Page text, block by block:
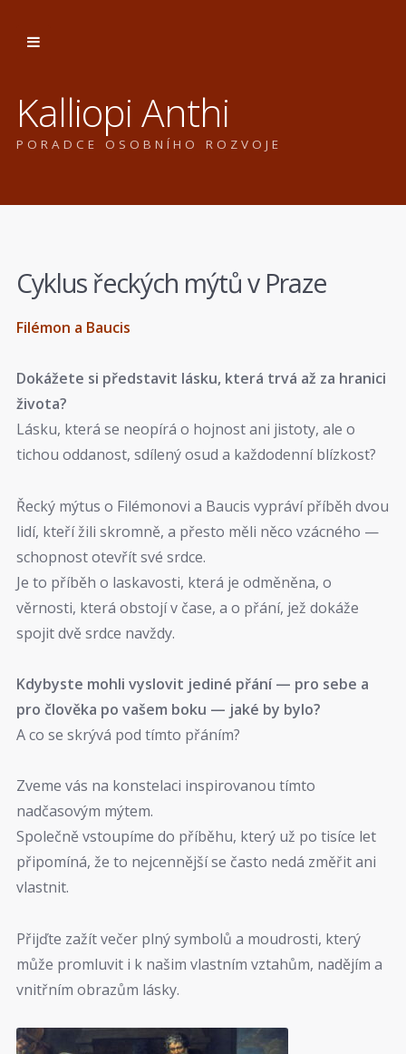
Kalliopi Anthi
PORADCE OSOBNÍHO ROZVOJE
Cyklus řeckých mýtů v Praze
Filémon a Baucis
Dokážete si představit lásku, která trvá až za hranici
života?
Lásku, která se neopírá o hojnost ani jistoty, ale o
tichou oddanost, sdílený osud a každodenní blízkost?
Řecký mýtus o Filémonovi a Baucis vypráví příběh dvou
lidí, kteří žili skromně, a přesto měli něco vzácného —
schopnost otevřít své srdce.
Je to příběh o laskavosti, která je odměněna, o
věrnosti, která obstojí v čase, a o přání, jež dokáže
spojit dvě srdce navždy.
Kdybyste mohli vyslovit jediné přání — pro sebe a
pro člověka po vašem boku — jaké by bylo?
A co se skrývá pod tímto přáním?
Zveme vás na konstelaci inspirovanou tímto
nadčasovým mýtem.
Společně vstoupíme do příběhu, který už po tisíce let
připomíná, že to nejcennější se často nedá změřit ani
vlastnit.
Přijďte zažít večer plný symbolů a moudrosti, který
může promluvit i k našim vlastním vztahům, nadějím a
vnitřním obrazům lásky.